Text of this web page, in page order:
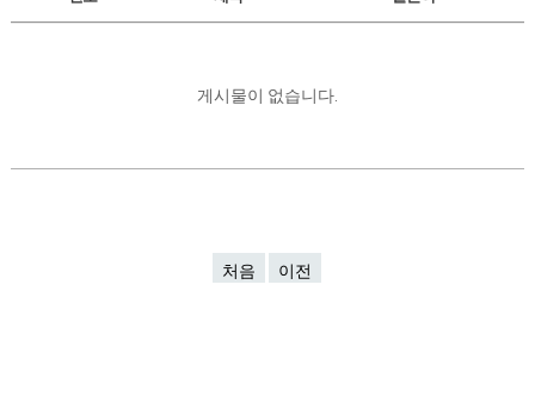
게시물이 없습니다.
처음 이전